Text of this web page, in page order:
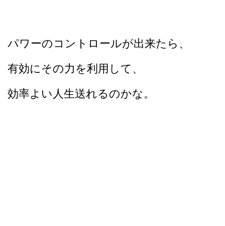
パワーのコントロールが出来たら、
有効にその力を利用して、
効率よい人生送れるのかな。